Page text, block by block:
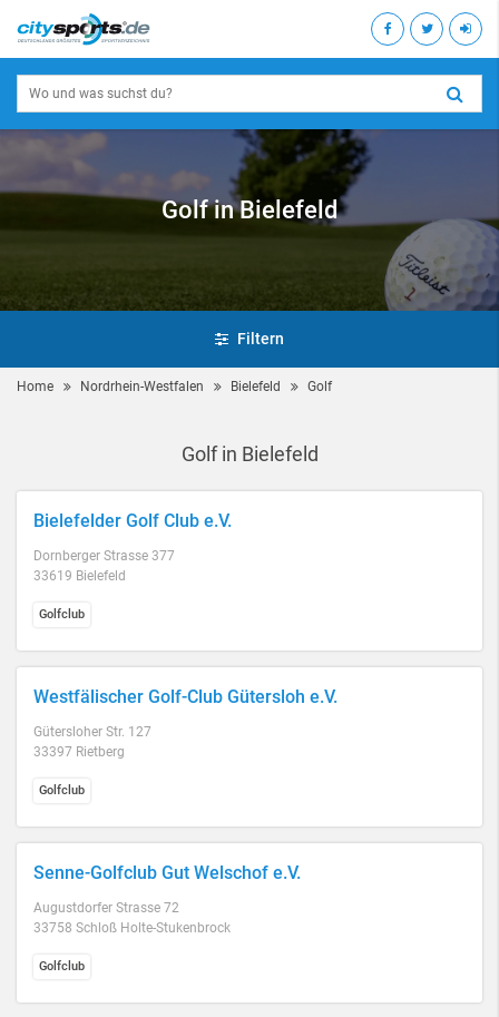
Golf in Bielefeld
Filtern
Home Nordrhein-Westfalen Bielefeld Golf
Golf in Bielefeld
Bielefelder Golf Club e.V.
Dornberger Strasse 377
33619 Bielefeld
Golfclub
Westfälischer Golf-Club Gütersloh e.V.
Gütersloher Str. 127
33397 Rietberg
Golfclub
Senne-Golfclub Gut Welschof e.V.
Augustdorfer Strasse 72
33758 Schloß Holte-Stukenbrock
Golfclub